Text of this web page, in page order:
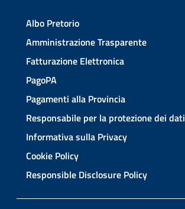
Albo Pretorio
Amministrazione Trasparente
Fatturazione Elettronica
PagoPA
Pagamenti alla Provincia
Responsabile per la protezione dei dati
Informativa sulla Privacy
Cookie Policy
Responsible Disclosure Policy